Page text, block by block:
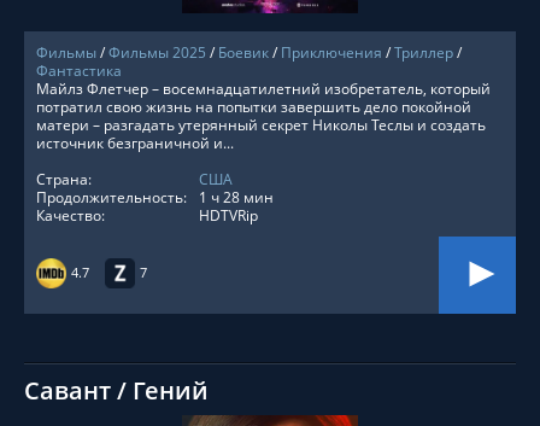
Фильмы/Фильмы 2025 / Боевик/ Приключения /Триллер/
Фантастика
4.7 7
Майлз Флетчер – восемнадцатилетний изобретатель, который
потратил свою жизнь на попытки завершить дело покойной
матери – разгадать утерянный секрет Николы Теслы и создать
источник безграничной и...
Страна:
США
Продолжительность:
1 ч 28 мин
Качество:
HDTVRip
Савант / Гений